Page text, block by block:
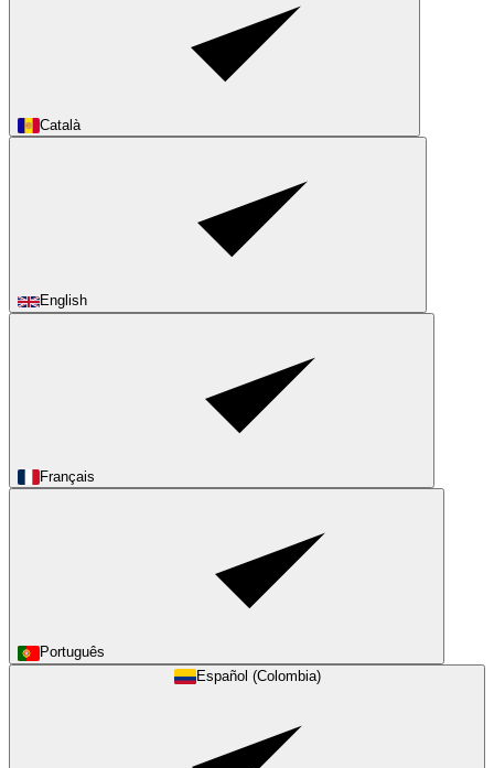
Català
English
Français
Português
Español (Colombia)